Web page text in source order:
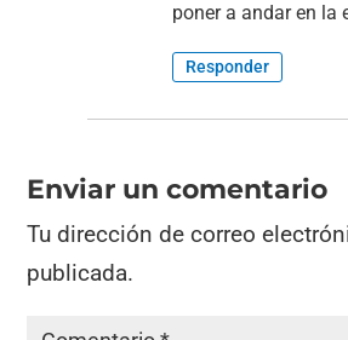
poner a andar en la
Responder
Enviar un comentario
Tu dirección de correo
publicada.